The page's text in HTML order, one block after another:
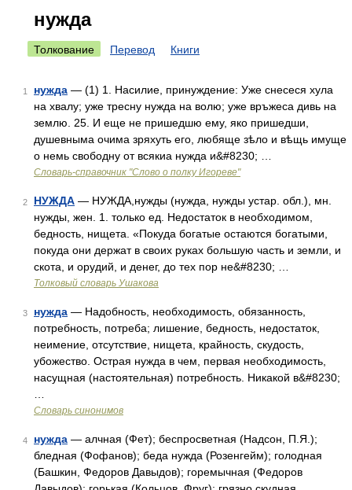
нужда
Толкование Перевод Книги
1 нужда — (1) 1. Насилие, принуждение: Уже снесеся хула
на хвалу; уже тресну нужда на волю; уже връжеса дивь на
землю. 25. И еще не пришедшю ему, яко пришедши,
душевныма очима зряхуть его, любяще зѣло и вѣщь имуще
о немь свободну от всякиа нужда и&#8230; …
Словарь-справочник "Слово о полку Игореве"
2 НУЖДА — НУЖДА,нужды (нужда, нужды устар. обл.), мн.
нужды, жен. 1. только ед. Недостаток в необходимом,
бедность, нищета. «Покуда богатые остаются богатыми,
покуда они держат в своих руках большую часть и земли, и
скота, и орудий, и денег, до тех пор не&#8230; …
Толковый словарь Ушакова
3 нужда — Надобность, необходимость, обязанность,
потребность, потреба; лишение, бедность, недостаток,
неимение, отсутствие, нищета, крайность, скудость,
убожество. Острая нужда в чем, первая необходимость,
насущная (настоятельная) потребность. Никакой в&#8230;
Словарь синонимов
4 нужда — алчная (Фет); беспросветная (Надсон, П.Я.);
бледная (Фофанов); беда нужда (Розенгейм); голодная
(Башкин, Федоров Давыдов); горемычная (Федоров